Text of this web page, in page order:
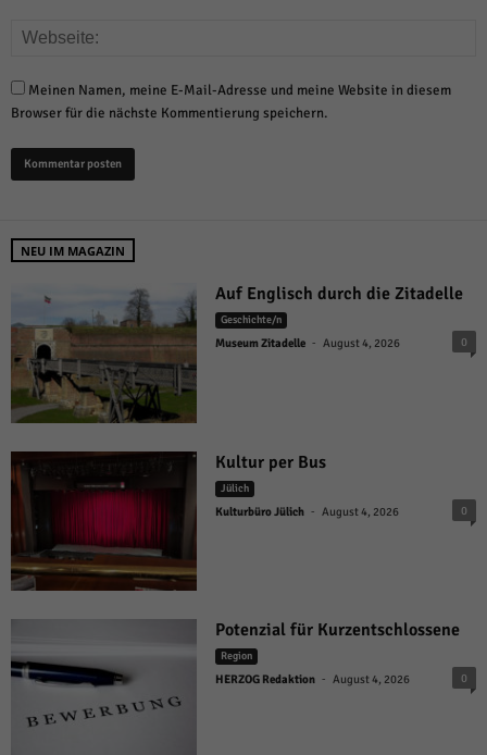
Meinen Namen, meine E-Mail-Adresse und meine Website in diesem
Browser für die nächste Kommentierung speichern.
NEU IM MAGAZIN
Auf Englisch durch die Zitadelle
Geschichte/n
Museum Zitadelle - August 4, 2026 0
Kultur per Bus
Jülich
Kulturbüro Jülich - August 4, 2026 0
Potenzial für Kurzentschlossene
Region
HERZOG Redaktion - August 4, 2026 0